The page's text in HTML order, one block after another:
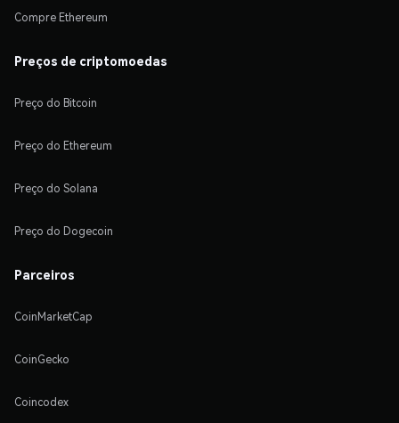
Compre Ethereum
Preços de criptomoedas
Preço do Bitcoin
Preço do Ethereum
Preço do Solana
Preço do Dogecoin
Parceiros
CoinMarketCap
CoinGecko
Coincodex